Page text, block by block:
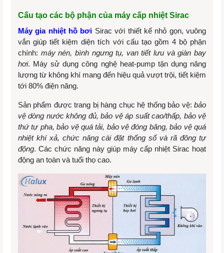
Cấu tạo các bộ phận của máy cấp nhiệt Sirac
Máy gia nhiệt hồ bơi Sirac với thiết kế nhỏ gọn, vuông
vắn giúp tiết kiệm diện tích với cấu tạo gồm 4 bộ phận
chính: máy nén, bình ngưng tụ, van tiết lưu và giàn bay
hơi. Máy sử dụng công nghệ heat-pump tận dụng năng
lượng từ không khí mang đến hiệu quả vượt trội, tiết kiệm
tới 80% điện năng.
Sản phẩm được trang bị hàng chục hệ thống bảo vệ: bảo
vệ dòng nước không đủ, bảo vệ áp suất cao/thấp, bảo vệ
thứ tự pha, bảo vệ quá tải, bảo vệ đóng băng, bảo vệ quá
nhiệt khí xả, chức năng cài đặt thống số và rã đông tự
động. Các chức năng này giúp máy cấp nhiệt Sirac hoạt
động an toàn và tuổi thọ cao.